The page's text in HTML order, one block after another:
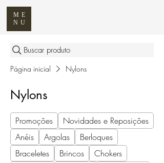
ME
NU
Buscar produto
Página inicial Nylons
Nylons
Promoções
Novidades e Reposições
Anéis
Argolas
Berloques
Braceletes
Brincos
Chokers